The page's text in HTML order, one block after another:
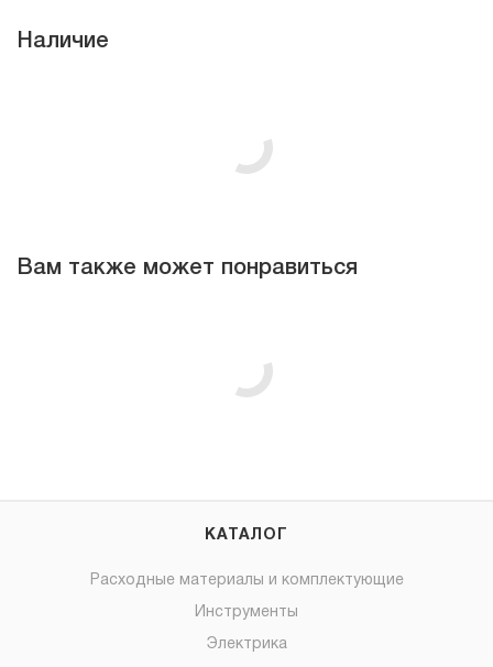
Наличие
Вам также может понравиться
КАТАЛОГ
Расходные материалы и комплектующие
Инструменты
Электрика